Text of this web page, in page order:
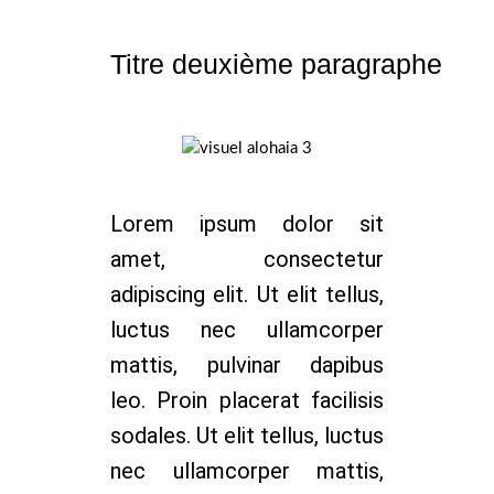
Titre deuxième paragraphe
Lorem ipsum dolor sit
amet, consectetur
adipiscing elit. Ut elit tellus,
luctus nec ullamcorper
mattis, pulvinar dapibus
leo. Proin placerat facilisis
sodales. Ut elit tellus, luctus
nec ullamcorper mattis,